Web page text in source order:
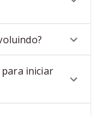
para iniciar